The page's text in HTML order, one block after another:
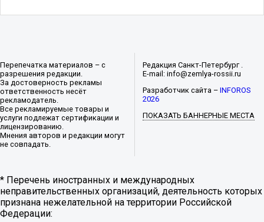
Перепечатка материалов – с
разрешения редакции.
За достоверность рекламы
ответственность несёт
рекламодатель.
Все рекламируемые товары и
услуги подлежат сертификации и
лицензированию.
Мнения авторов и редакции могут
не совпадать.
Редакция Санкт-Петербург .
E-mail: info@zemlya-rossii.ru
Разработчик сайта –INFOROS
2026
ПОКАЗАТЬ БАННЕРНЫЕ МЕСТА
* Перечень иностранных и международных
неправительственных организаций, деятельность которых
признана нежелательной на территории Российской
Федерации: